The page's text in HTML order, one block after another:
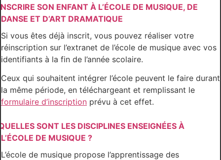
SON ENFANT À L’ÉCOLE DE MUSIQUE, DE
DANSE ET D’ART DRAMATIQUE
Si vous êtes déjà inscrit, vous pouvez réaliser votre
réinscription sur l’extranet de l’école de musique avec vos
identifiants à la fin de l’année scolaire.
Ceux qui souhaitent intégrer l’école peuvent le faire durant
la même période, en téléchargeant et remplissant le
formulaire d’inscription prévu à cet effet.
SONT LES DISCIPLINES ENSEIGNÉES À
L’ÉCOLE DE MUSIQUE ?
L’école de musique propose l’apprentissage des